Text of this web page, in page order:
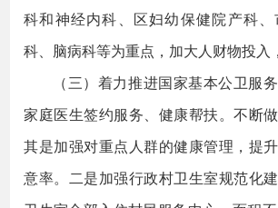
科和神经内科、区妇幼保健院产科
科、脑病科等为重点，加大人财物投入
（三）着力推进国家基本公卫服
家庭医生签约服务、健康帮扶。不断
其是加强对重点人群的健康管理，提
意率。二是加强行政村卫生室规范化